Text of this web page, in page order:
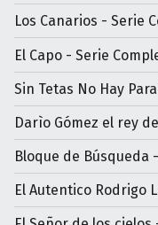
Los Canarios - Serie
El Capo - Serie
Sin Tetas No Hay
Darìo Gómez el rey
Bloque de Búsqueda
El Autentico Rodrigo